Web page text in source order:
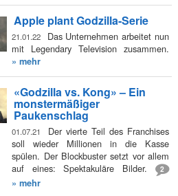
Apple plant Godzilla-Serie
21.01.22
Das Unternehmen arbeitet nun
mit Legendary Television zusammen.
» mehr
«Godzilla vs. Kong» – Ein
monstermäßiger
Paukenschlag
01.07.21
Der vierte Teil des Franchises
soll wieder Millionen in die Kasse
spülen. Der Blockbuster setzt vor allem
auf eines: Spektakuläre Bilder.
2
» mehr